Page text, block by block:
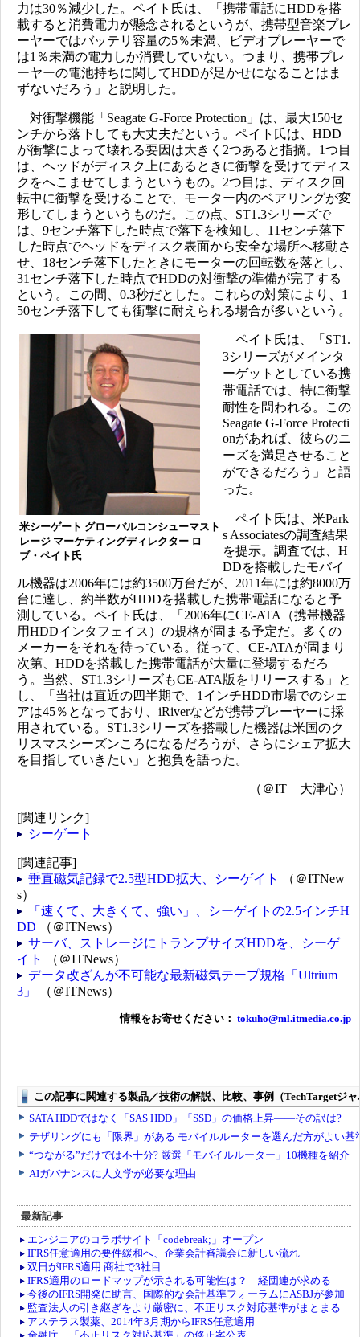
力は30％減少した。ペイト氏は、「携帯電話にHDDを搭
載すると消費電力が懸念されるというが、携帯型音楽プレ
ーヤーではバッテリ容量の5％未満、ビデオプレーヤーで
は1％未満の電力しか消費していない。つまり、携帯プレ
ーヤーの電池持ちに関してHDDが足かせになることはま
ずないだろう」と説明した。
対衝撃機能「Seagate G-Force Protection」は、最大150セ
ンチから落下しても大丈夫だという。ペイト氏は、HDD
が衝撃によって壊れる要因は大きく2つあると指摘。1つ目
は、ヘッドがディスク上にあるときに衝撃を受けてディス
クをへこませてしまうというもの。2つ目は、ディスク回
転中に衝撃を受けることで、モーター内のベアリングが変
形してしまうというものだ。この点、ST1.3シリーズで
は、9センチ落下した時点で落下を検知し、11センチ落下
した時点でヘッドをディスク表面から安全な場所へ移動さ
せ、18センチ落下したときにモーターの回転数を落とし、
31センチ落下した時点でHDDの対衝撃の準備が完了する
という。この間、0.3秒だとした。これらの対策により、1
50センチ落下しても衝撃に耐えられる場合が多いという。
米シーゲート グローバルコンシューマスト
レージ マーケティングディレクター ロ
ブ・ペイト氏
ペイト氏は、「ST1.
3シリーズがメインタ
ーゲットとしている携
帯電話では、特に衝撃
耐性を問われる。この
Seagate G-Force Protecti
onがあれば、彼らのニ
ーズを満足させること
ができるだろう」と語
った。
ペイト氏は、米Park
s Associatesの調査結果
を提示。調査では、H
DDを搭載したモバイ
ル機器は2006年には約3500万台だが、2011年には約8000万
台に達し、約半数がHDDを搭載した携帯電話になると予
測している。ペイト氏は、「2006年にCE-ATA（携帯機器
用HDDインタフェイス）の規格が固まる予定だ。多くの
メーカーをそれを待っている。従って、CE-ATAが固まり
次第、HDDを搭載した携帯電話が大量に登場するだろ
う。当然、ST1.3シリーズもCE-ATA版をリリースする」と
し、「当社は直近の四半期で、1インチHDD市場でのシェ
アは45％となっており、iRiverなどが携帯プレーヤーに採
用されている。ST1.3シリーズを搭載した機器は米国のク
リスマスシーズンころになるだろうが、さらにシェア拡大
を目指していきたい」と抱負を語った。
（＠IT 大津心）
[関連リンク]
シーゲート
[関連記事]
垂直磁気記録で2.5型HDD拡大、シーゲイト
（＠ITNew
s）
「速くて、大きくて、強い」、シーゲイトの2.5インチH
DD （＠ITNews）
サーバ、ストレージにトランプサイズHDDを、シーゲ
イト
（＠ITNews）
データ改ざんが不可能な最新磁気テープ規格「Ultrium
3」
（＠ITNews）
情報をお寄せください： tokuho@ml.itmedia.co.jp
最新記事
エンジニアのコラボサイト「codebreak;」オープン
IFRS任意適用の要件緩和へ、企業会計審議会に新しい流れ
双日がIFRS適用 商社で3社目
IFRS適用のロードマップが示される可能性は？ 経団連が求める
今後のIFRS開発に助言、国際的な会計基準フォーラムにASBJが参加
監査法人の引き継ぎをより厳密に、不正リスク対応基準がまとまる
アステラス製薬、2014年3月期からIFRS任意適用